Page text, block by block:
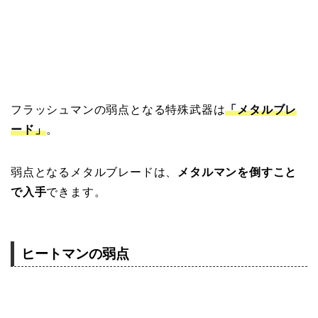
フラッシュマンの弱点となる特殊武器は「メタルブレ
ード」。
弱点となるメタルブレードは、
メタルマンを倒すこと
で入手できます。
ヒートマンの弱点